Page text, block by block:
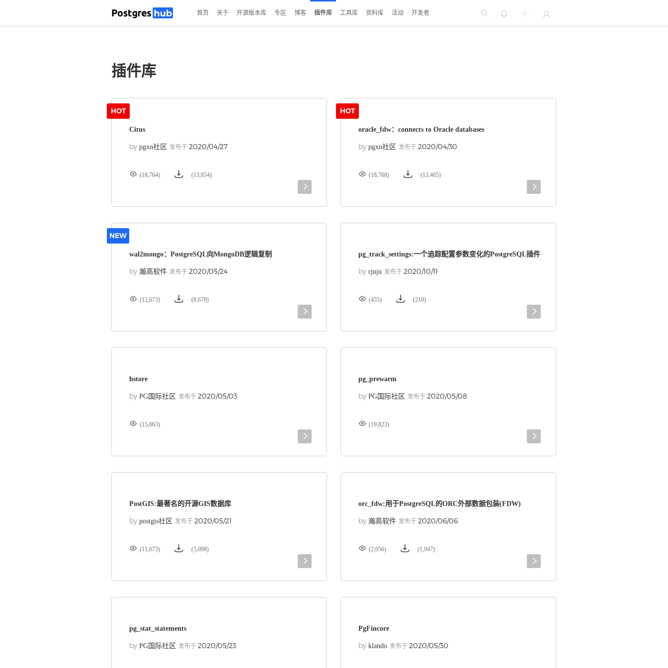
首页 关于 开源版本库 专区 博客 插件库 工具库 资料库 活动 开发者 



插件库
HOT
Citus
by pgxn社区 发布于 2020/04/27
 (18,764)  (13,854)

HOT
oracle_fdw：connects to Oracle databases
bypgxn社区 发布于2020/04/30
 (18,768)  (13,465)

NEW
wal2mongo：PostgreSQL向MongoDB逻辑复制
by 瀚高软件 发布于 2020/05/24
 (12,673)  (8,678)

pg_track_settings:一个追踪配置参数变化的PostgreSQL插件
byrjuju 发布于2020/10/11
 (435)  (210)

hstore
by PG国际社区 发布于 2020/05/03
 (15,663)

pg_prewarm
byPG国际社区 发布于2020/05/08
 (19,823)

PostGIS:最著名的开源GIS数据库
by postgis社区 发布于 2020/05/21
 (11,673)  (5,098)

orc_fdw:用于PostgreSQL的ORC外部数据包装(FDW)
by瀚高软件 发布于2020/06/06
 (2,056)  (1,947)

pg_stat_statements
by PG国际社区 发布于 2020/05/23
PgFincore
byklando 发布于2020/05/30